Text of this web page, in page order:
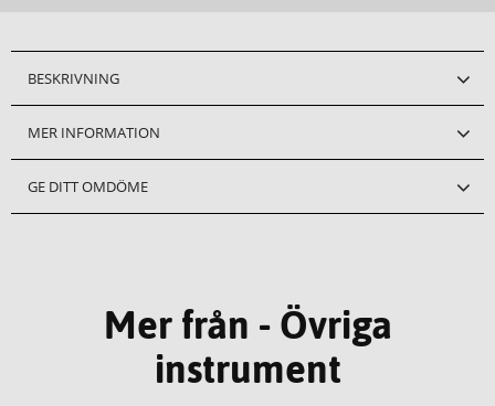
BESKRIVNING
MER INFORMATION
GE DITT OMDÖME
Mer från - Övriga
instrument